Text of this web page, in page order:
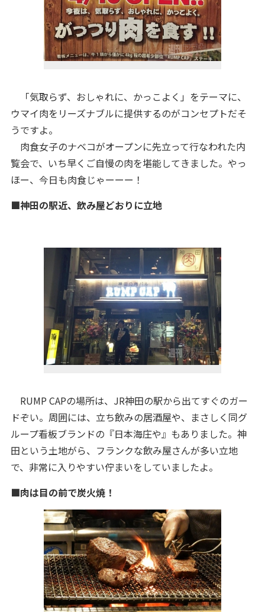
「気取らず、おしゃれに、かっこよく」をテーマに、
ウマイ肉をリーズナブルに提供するのがコンセプトだそ
うですよ。
肉食女子のナベコがオープンに先立って行なわれた内
覧会で、いち早くご自慢の肉を堪能してきました。やっ
ほー、今日も肉食じゃーーー！
■神田の駅近、飲み屋どおりに立地
RUMP CAPの場所は、JR神田の駅から出てすぐのガー
ドぞい。周囲には、立ち飲みの居酒屋や、まさしく同グ
ループ看板ブランドの『日本海庄や』もありました。神
田という土地がら、フランクな飲み屋さんが多い立地
で、非常に入りやすい佇まいをしていましたよ。
■肉は目の前で炭火焼！